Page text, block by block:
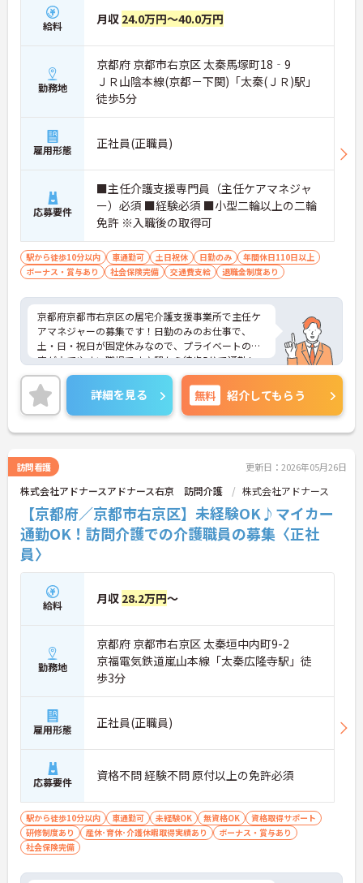
給料 月収 24.0万円～40.0万円
勤務地
京都府 京都市右京区 太秦馬塚町18‐9
ＪＲ山陰本線(京都－下関)「太秦(ＪＲ)駅」
徒歩5分
雇用形態 正社員(正職員)
応募要件
■主任介護支援専門員（主任ケアマネジャ
ー）必須 ■経験必須 ■小型二輪以上の二輪
免許 ※入職後の取得可
駅から徒歩10分以内 車通勤可 土日祝休 日勤のみ
年間休日110日以上
ボーナス・賞与あり
社会保険完備 交通費支給 退職金制度あり
京都府京都市右京区の居宅介護支援事業所で主任ケ
アマネジャーの募集です！日勤のみのお仕事で、
土・日・祝日が固定休みなので、プライベートの予
定が立てやすい職場です♪駅から徒歩5分で通勤し
やすいのもうれしいポイント◎ご興味のある方は、
面接ポイントをお伝えしますので、お気軽にご連絡
ください。
詳細を見る 無料 紹介してもらう
訪問看護 更新日：2026年05月26日
株式会社アドナースアドナース右京 訪問介護 株式会社アドナース
【京都府／京都市右京区】未経験OK♪マイカー
通勤OK！訪問介護での介護職員の募集〈正社
員〉
給料 月収 28.2万円～
勤務地
京都府 京都市右京区 太秦垣中内町9-2
京福電気鉄道嵐山本線「太秦広隆寺駅」徒
歩3分
雇用形態 正社員(正職員)
応募要件 資格不問 経験不問 原付以上の免許必須
駅から徒歩10分以内 車通勤可 未経験OK 無資格OK
資格取得サポート
研修制度あり
産休･育休･介護休暇取得実績あり
ボーナス・賞与あり
社会保険完備